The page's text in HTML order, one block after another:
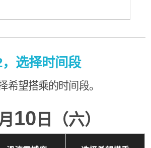
，选择时间段
希望搭乘的时间段。
10 日（六）